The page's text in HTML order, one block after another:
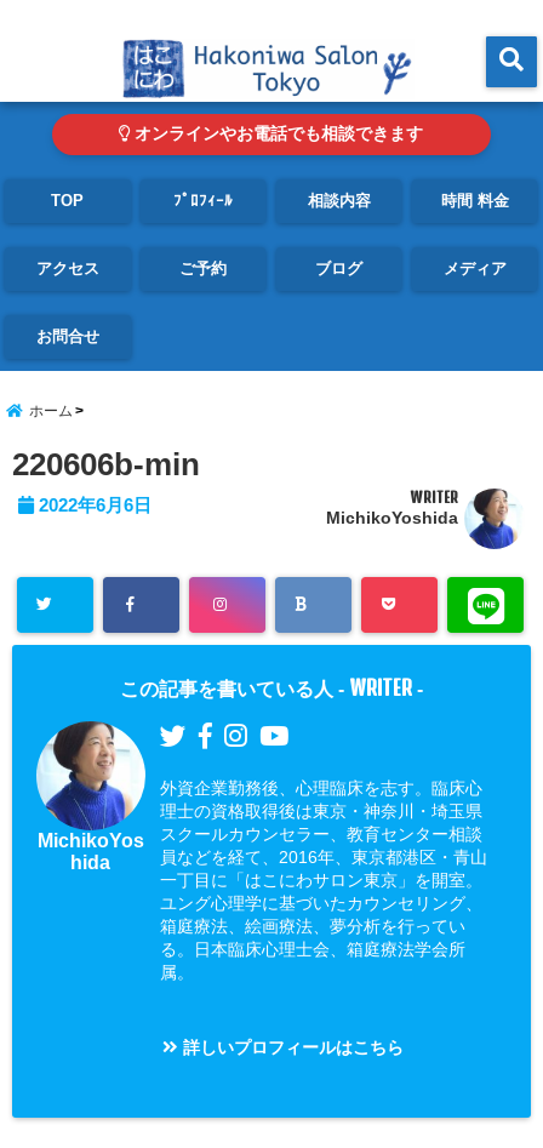
オンラインやお電話でも相談できます
TOP ﾌﾟﾛﾌｨｰﾙ 相談内容 時間 料金
アクセス ご予約 ブログ メディア
お問合せ
ホーム
220606b-min
2022年6月6日 WRITER
MichikoYoshida
この記事を書いている人 - WRITER -
MichikoYos
hida
外資企業勤務後、心理臨床を志す。臨床心
理士の資格取得後は東京・神奈川・埼玉県
スクールカウンセラー、教育センター相談
員などを経て、2016年、東京都港区・青山
一丁目に「はこにわサロン東京」を開室。
ユング心理学に基づいたカウンセリング、
箱庭療法、絵画療法、夢分析を行ってい
る。日本臨床心理士会、箱庭療法学会所
属。
詳しいプロフィールはこちら